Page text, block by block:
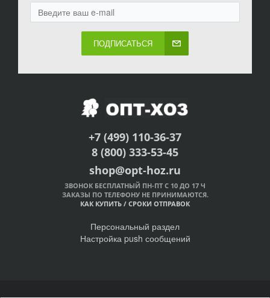
ПОДПИСАТЬСЯ
+7 (499) 110-36-37
8 (800) 333-53-45
shop@opt-hoz.ru
ЗВОНОК БЕСПЛАТНЫЙ ПН-ПТ С 10 ДО 17 Ч
ЗАКАЗЫ ПО ТЕЛЕФОНУ НЕ ПРИНИМАЮТСЯ.
КАК КУПИТЬ / СРОКИ ОТПРАВОК
Персональный раздел
Настройка push сообщений